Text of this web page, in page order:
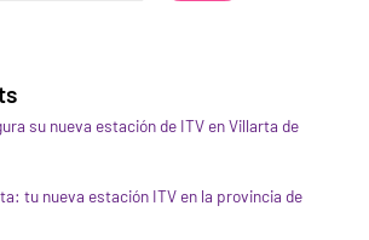
su nueva estación de ITV en Villarta de
tu nueva estación ITV en la provincia de